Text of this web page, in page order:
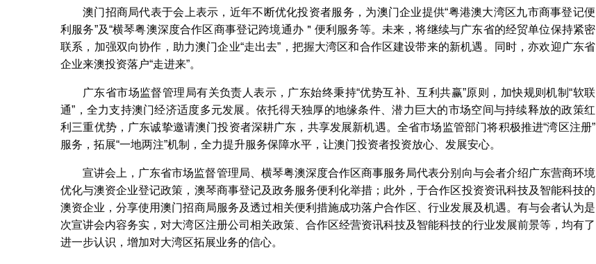
澳门招商局代表于会上表示，近年不断优化投资者服务，为澳门企业提供“粤港澳大湾区九市商事登记便
利服务”及“横琴粤澳深度合作区商事登记跨境通办＂便利服务等。未来，将继续与广东省的经贸单位保持紧密
联系，加强双向协作，助力澳门企业“走出去”，把握大湾区和合作区建设带来的新机遇。同时，亦欢迎广东省
企业来澳投资落户“走进来”。
广东省市场监督管理局有关负责人表示，广东始终秉持“优势互补、互利共赢”原则，加快规则机制“软联
通”，全力支持澳门经济适度多元发展。依托得天独厚的地缘条件、潜力巨大的市场空间与持续释放的政策红
利三重优势，广东诚挚邀请澳门投资者深耕广东，共享发展新机遇。全省市场监管部门将积极推进“湾区注册”
服务，拓展“一地两注”机制，全力提升服务保障水平，让澳门投资者投资放心、发展安心。
宣讲会上，广东省市场监督管理局、横琴粤澳深度合作区商事服务局代表分别向与会者介绍广东营商环境
优化与澳资企业登记政策，澳琴商事登记及政务服务便利化举措；此外，于合作区投资资讯科技及智能科技的
澳资企业，分享使用澳门招商局服务及透过相关便利措施成功落户合作区、行业发展及机遇。有与会者认为是
次宣讲会内容务实，对大湾区注册公司相关政策、合作区经营资讯科技及智能科技的行业发展前景等，均有了
进一步认识，增加对大湾区拓展业务的信心。